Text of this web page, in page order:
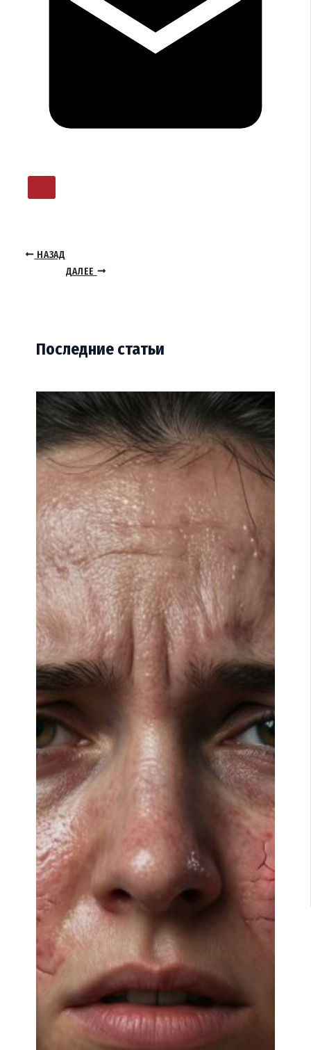
НАЗАД
ДАЛЕЕ
Последние статьи